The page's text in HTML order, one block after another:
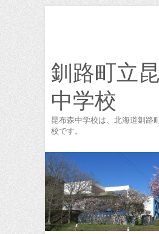
釧路町立
中学校
昆布森中学校は、北海道釧路
校です。